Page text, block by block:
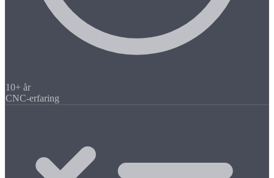
10+ år
CNC-erfaring